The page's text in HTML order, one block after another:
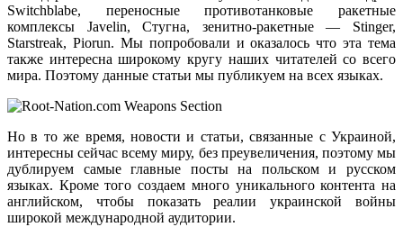
Switchblabe, переносные противотанковые ракетные
комплексы Javelin, Стугна, зенитно-ракетные — Stinger,
Starstreak, Piorun. Мы попробовали и оказалось что эта тема
также интересна широкому кругу наших читателей со всего
мира. Поэтому данные статьи мы публикуем на всех языках.
Но в то же время, новости и статьи, связанные с Украиной,
интересны сейчас всему миру, без преувеличения, поэтому мы
дублируем самые главные посты на польском и русском
языках. Кроме того создаем много уникального контента на
английском, чтобы показать реалии украинской войны
широкой международной аудитории.